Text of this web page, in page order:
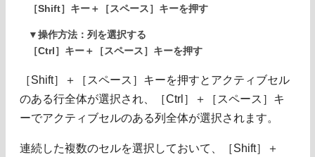
［Shift］キー＋［スペース］キーを押す
▼操作方法：列を選択する
［Ctrl］キー＋［スペース］キーを押す
［Shift］＋［スペース］キーを押すとアクティブセル
のある行全体が選択され、［Ctrl］＋［スペース］キ
ーでアクティブセルのある列全体が選択されます。
連続した複数のセルを選択しておいて、［Shift］＋